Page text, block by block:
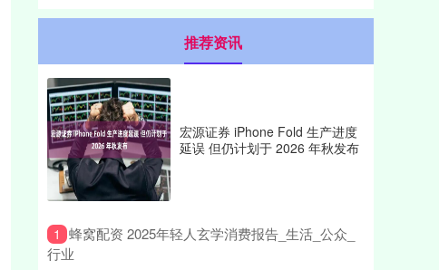
推荐资讯
宏源证券 iPhone Fold 生产进度
延误 但仍计划于 2026 年秋发布
1 ​蜂窝配资 2025年轻人玄学消费报告_生活_公众_
行业